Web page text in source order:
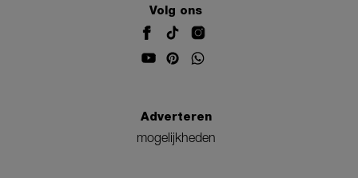
Volg ons
Adverteren
mogelijkheden